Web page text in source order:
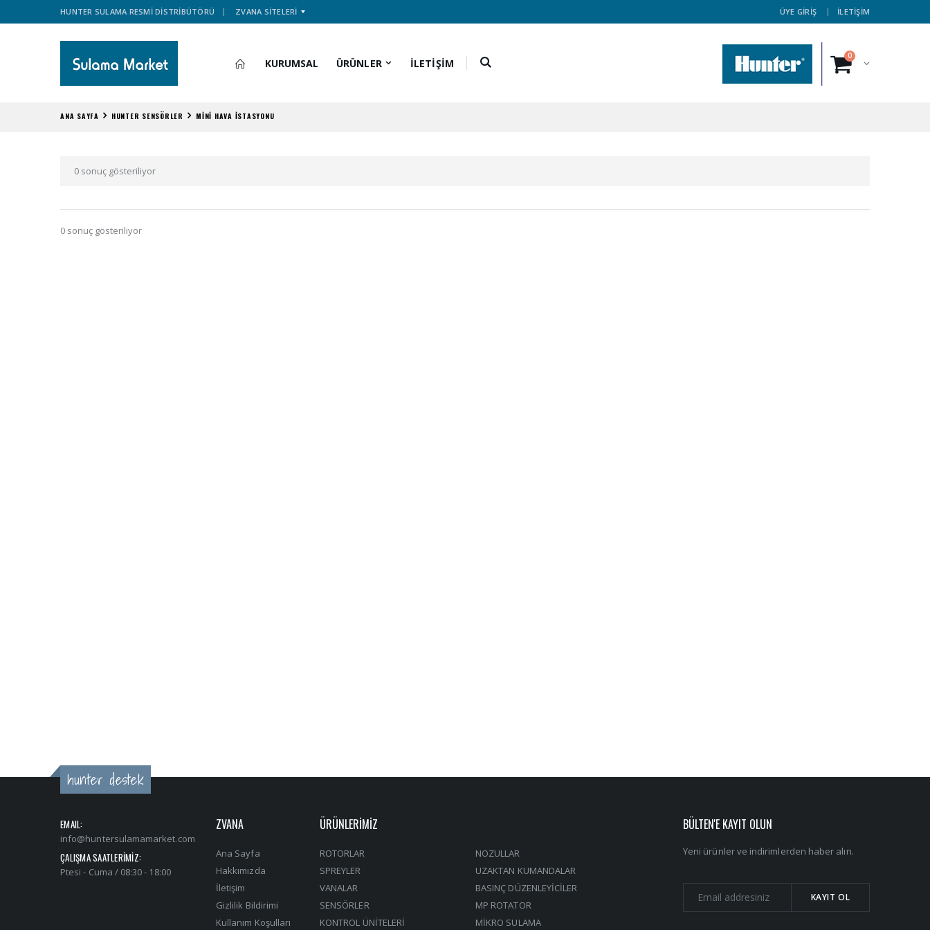
HUNTER SULAMA RESMİ DİSTRİBÜTÖRÜ ZVANA SİTELERİ ÜYE GİRİŞ İLETİŞİM
KURUMSAL ÜRÜNLER İLETİŞİM
0
ANA SAYFA HUNTER SENSÖRLER MİNİ HAVA İSTASYONU
0 sonuç gösteriliyor
0 sonuç gösteriliyor
hunter destek
EMAIL:
info@huntersulamamarket.com
ÇALIŞMA SAATLERİMİZ:
Ptesi - Cuma / 08:30 - 18:00
ZVANA
Ana Sayfa
Hakkımızda
İletişim
Gizlilik Bildirimi
Kullanım Koşulları
ÜRÜNLERİMİZ
ROTORLAR
SPREYLER
VANALAR
SENSÖRLER
KONTROL ÜNİTELERİ
NOZULLAR
UZAKTAN KUMANDALAR
BASINÇ DÜZENLEYİCİLER
MP ROTATOR
MİKRO SULAMA
BÜLTEN'E KAYIT OLUN
Yeni ürünler ve indirimlerden haber alın.